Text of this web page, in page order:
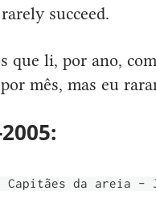
succeed.
que li, por ano,
mês, mas eu
Capitães da areia -